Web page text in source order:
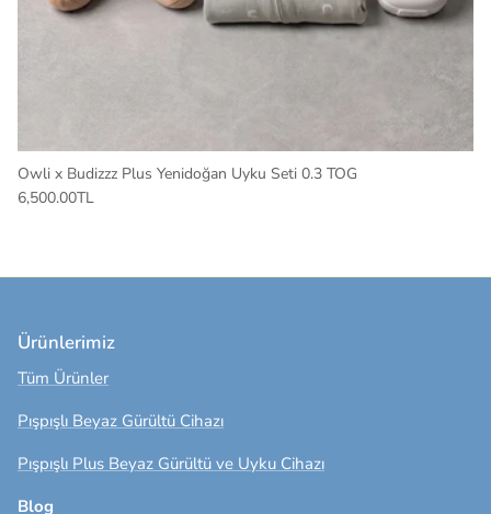
Owli x Budizzz Plus Yenidoğan Uyku Seti 0.3 TOG
6,500.00TL
Ürünlerimiz
Tüm Ürünler
Pışpışlı Beyaz Gürültü Cihazı
Pışpışlı Plus Beyaz Gürültü ve Uyku Cihazı
Blog